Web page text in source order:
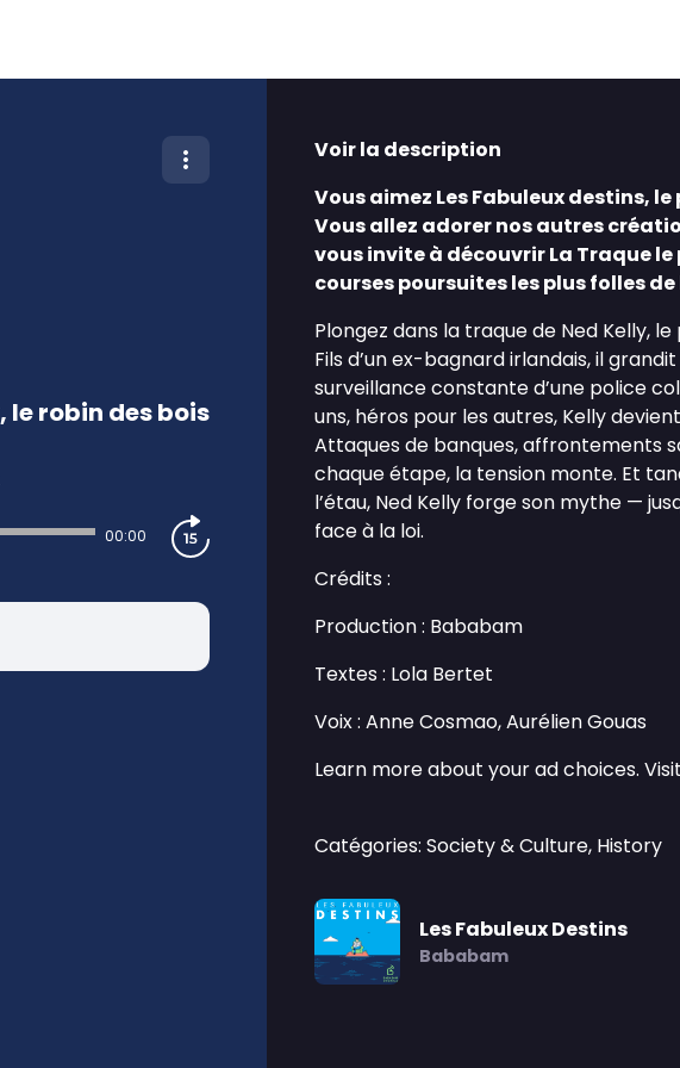
le robin des bois
00:00
Voir la description
Vous aimez Les Fabuleux destins,
Vous allez adorer nos autres
vous invite à découvrir La Traque
courses poursuites les plus folles de
Plongez dans la traque de Ned Kelly,
Fils d’un ex-bagnard irlandais, il
surveillance constante d’une police
uns, héros pour les autres, Kelly
Attaques de banques, affrontements
chaque étape, la tension monte. Et
l’étau, Ned Kelly forge son mythe —
face à la loi.
Crédits :
Production : Bababam
Textes : Lola Bertet
Voix : Anne Cosmao, Aurélien Gouas
Learn more about your ad choices. Visit
Catégories: Society & Culture, History
Les Fabuleux Destins
Bababam